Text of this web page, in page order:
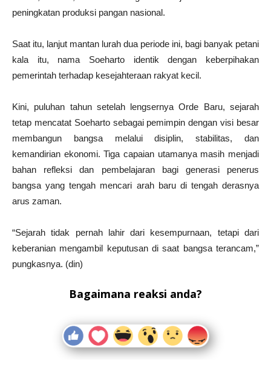
peningkatan produksi pangan nasional.
Saat itu, lanjut mantan lurah dua periode ini, bagi banyak petani
kala itu, nama Soeharto identik dengan keberpihakan
pemerintah terhadap kesejahteraan rakyat kecil.
Kini, puluhan tahun setelah lengsernya Orde Baru, sejarah
tetap mencatat Soeharto sebagai pemimpin dengan visi besar
membangun bangsa melalui disiplin, stabilitas, dan
kemandirian ekonomi. Tiga capaian utamanya masih menjadi
bahan refleksi dan pembelajaran bagi generasi penerus
bangsa yang tengah mencari arah baru di tengah derasnya
arus zaman.
“Sejarah tidak pernah lahir dari kesempurnaan, tetapi dari
keberanian mengambil keputusan di saat bangsa terancam,”
pungkasnya. (din)
Bagaimana reaksi anda?